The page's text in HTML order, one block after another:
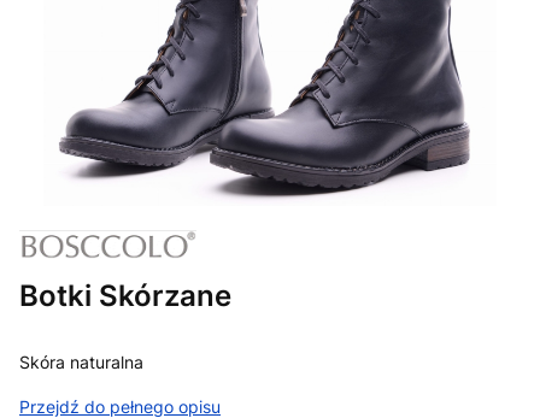
Botki Skórzane
Skóra naturalna
Przejdź do pełnego opisu